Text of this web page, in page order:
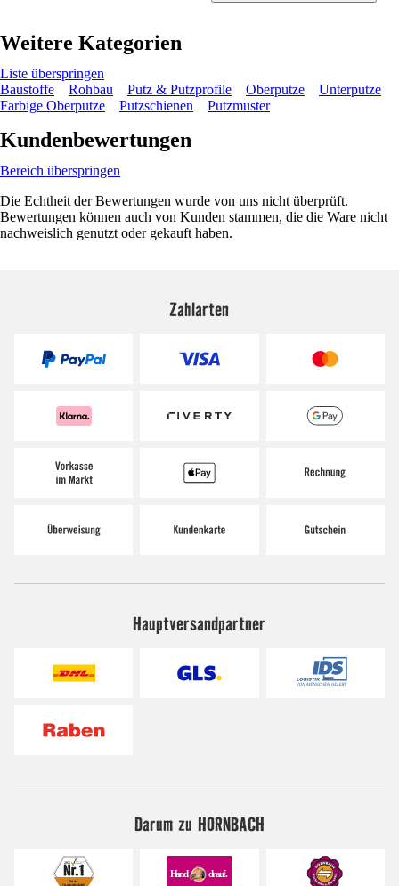
Weitere Kategorien
Liste überspringen
Baustoffe
Rohbau Putz & Putzprofile Oberputze
Unterputze
Farbige Oberputze
Putzschienen Putzmuster
Kundenbewertungen
Bereich überspringen
Die Echtheit der Bewertungen wurde von uns nicht überprüft.
Bewertungen können auch von Kunden stammen, die die Ware nicht
nachweislich genutzt oder gekauft haben.
Zahlarten
Hauptversandpartner
Darum zu HORNBACH